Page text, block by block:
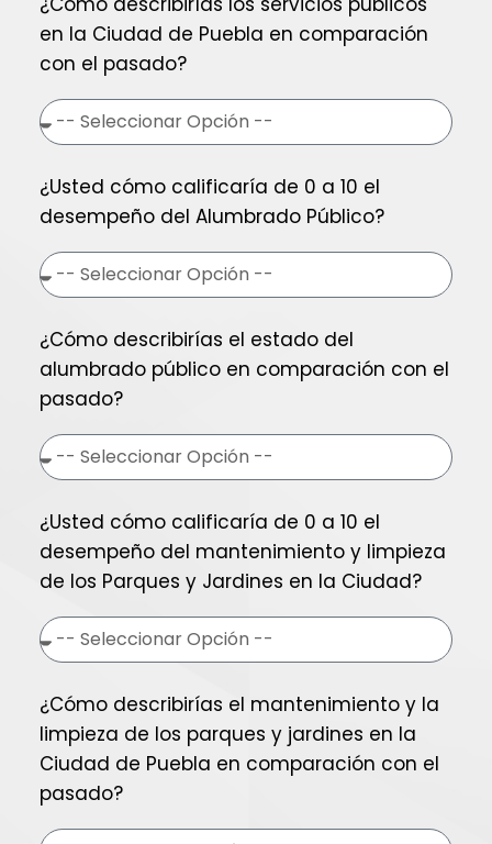
en la Ciudad de Puebla en comparación
con el pasado?
¿Usted cómo calificaría de 0 a 10 el
desempeño del Alumbrado Público?
¿Cómo describirías el estado del
alumbrado público en comparación con el
pasado?
¿Usted cómo calificaría de 0 a 10 el
desempeño del mantenimiento y limpieza
de los Parques y Jardines en la Ciudad?
¿Cómo describirías el mantenimiento y la
limpieza de los parques y jardines en la
Ciudad de Puebla en comparación con el
pasado?